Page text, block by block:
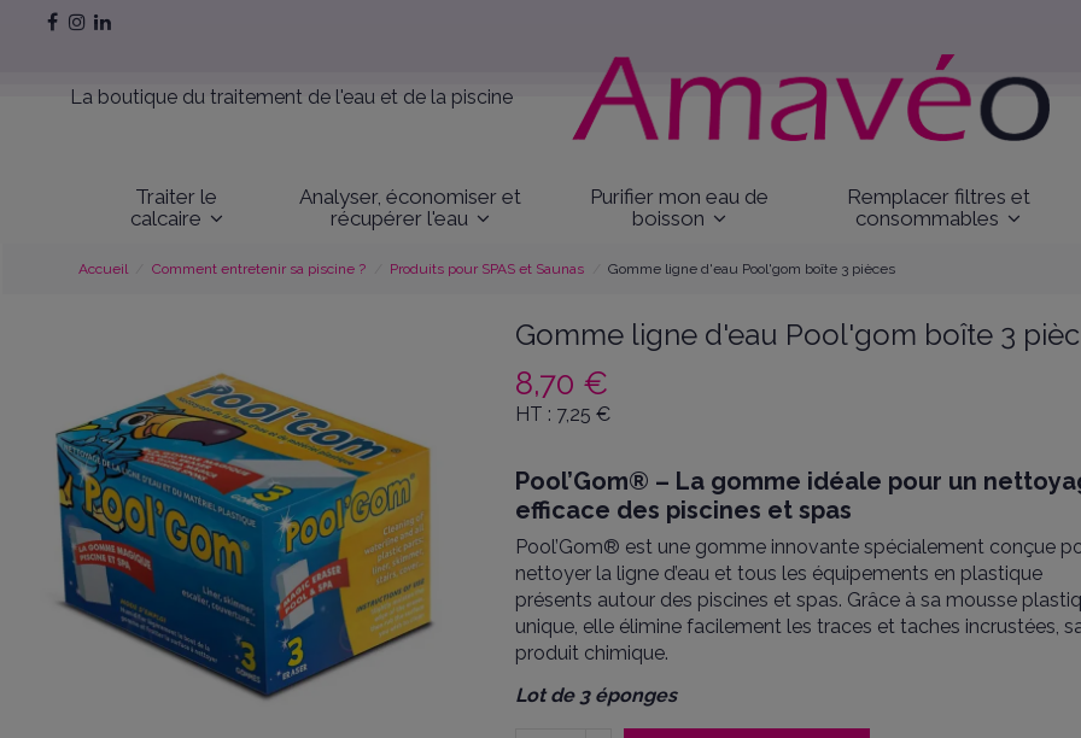
La boutique du traitement de l'eau et de la piscine
Traiter le
calcaire
Analyser, économiser et
récupérer l'eau
Purifier mon eau de
boisson
Remplacer filtres et
consommables
Accueil Comment entretenir sa piscine ? Produits pour SPAS et Saunas Gomme ligne d'eau Pool'gom boîte 3 pièces
Gomme ligne d'eau Pool'gom boîte 3
8,70 €
HT : 7,25€
Pool’Gom® – La gomme idéale pour un
efficace des piscines et spas
Pool’Gom® est une gomme innovante spécialement conçue
nettoyer la ligne d’eau et tous les équipements en plastique
présents autour des piscines et spas. Grâce à sa mousse
unique, elle élimine facilement les traces et taches incrustées,
produit chimique.
Lot de 3 éponges